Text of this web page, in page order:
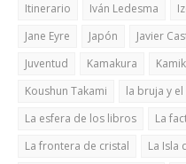
Itinerario
Iván Ledesma
Jane Eyre
Japón Javier
Juventud
Kamakura
Koushun Takami
la bruja y
La esfera de los libros
La
La frontera de cristal
La Isla